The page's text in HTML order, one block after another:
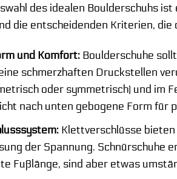
des idealen Boulderschuhs
die entscheidenden Kriterien,
und Komfort: Boulderschuhe
schmerzhaften Druckstellen
oder symmetrisch) und im
nach unten gebogene Form
Klettverschlüsse
der Spannung. Schnürschuhe
Fußlänge, sind aber etwas